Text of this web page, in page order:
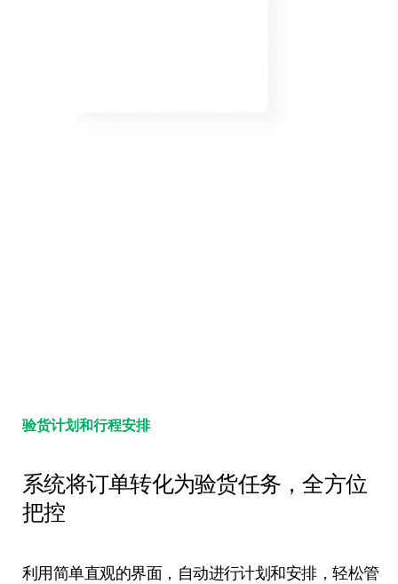
验货计划和行程安排
系统将订单转化为验货任务，全方位
把控
利用简单直观的界面，自动进行计划和安排，轻松管